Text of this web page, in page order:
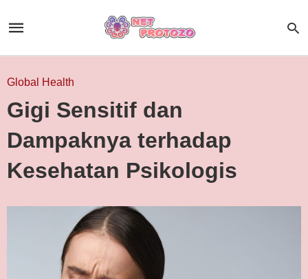
Global Health
Gigi Sensitif dan
Dampaknya terhadap
Kesehatan Psikologis